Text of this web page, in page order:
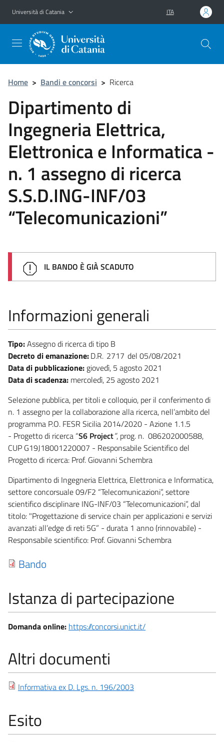
Vai al contenuto principale
Vai al menu di navigazione
Università di Catania ITA
Home > Bandi e concorsi > Ricerca
Dipartimento di
Ingegneria Elettrica,
Elettronica e Informatica -
n. 1 assegno di ricerca
S.S.D.ING-INF/03
“Telecomunicazioni”
IL BANDO È GIÀ SCADUTO
Informazioni generali
Tipo:Assegno di ricerca di tipo B
Decreto di emanazione:D.R. 2717
05/08/2021
Data di pubblicazione: giovedì, 5 agosto 2021
Data di scadenza: mercoledì, 25 agosto 2021
Selezione pubblica, per titoli e colloquio, per il conferimento di
n. 1 assegno per la collaborazione alla ricerca, nell’ambito del
programma P.O. FESR Sicilia 2014/2020 - Azione 1.1.5
- Progetto di ricerca “S6 Project”, prog. n. 086202000588,
CUP G19J18001220007 - Responsabile Scientifico del
Progetto di ricerca: Prof. Giovanni Schembra
Dipartimento di Ingegneria Elettrica, Elettronica e Informatica,
settore concorsuale 09/F2 “Telecomunicazioni”, settore
scientifico disciplinare ING-INF/03 “Telecomunicazioni”, dal
titolo: "Progettazione di service chain per applicazioni e servizi
avanzati all’edge di reti 5G” - durata 1 anno (rinnovabile) -
Responsabile scientifico: Prof. Giovanni Schembra
Bando
Istanza di partecipazione
Domanda online: https://concorsi.unict.it/
Altri documenti
Informativa ex D. Lgs. n. 196/2003
Esito